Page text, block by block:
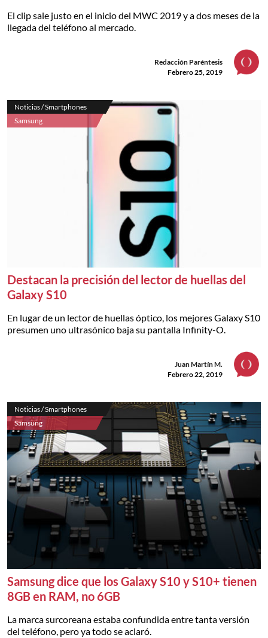
El clip sale justo en el inicio del MWC 2019 y a dos meses de la
llegada del teléfono al mercado.
Redacción Paréntesis
Febrero 25, 2019
Noticias / Smartphones
Samsung
Destacan la precisión del lector de huellas del
Galaxy S10
En lugar de un lector de huellas óptico, los mejores Galaxy S10
presumen uno ultrasónico baja su pantalla Infinity-O.
Juan Martín M.
Febrero 22, 2019
Noticias / Smartphones
Samsung
Samsung dice que los Galaxy S10 y S10+ tienen
8GB en RAM, no 6GB
La marca surcoreana estaba confundida entre tanta versión
del teléfono, pero ya todo se aclaró.